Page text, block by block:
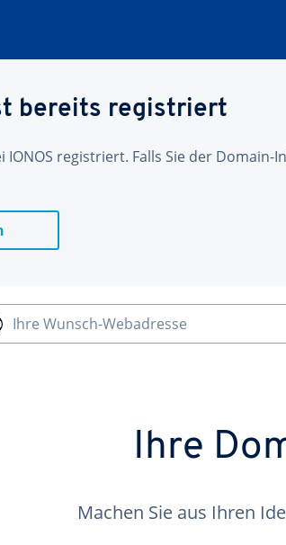
bereits registriert
registriert. Falls Sie der
Ihre Wunsch-Webadresse
Ihre
Machen Sie aus Ihren